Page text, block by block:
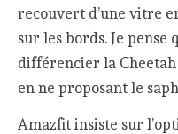
recouvert d’une vitre
sur les bords. Je
différencier la
en ne proposant le
Amazfit insiste sur